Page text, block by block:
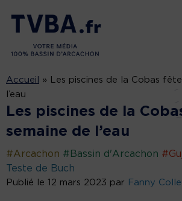
Accueil »
Les piscines de la Cobas
l’eau
Les piscines de la
semaine de l’eau
#Arcachon #Bassin d'Arcachon
Teste de Buch
Publié le 12 mars 2023 par Fanny